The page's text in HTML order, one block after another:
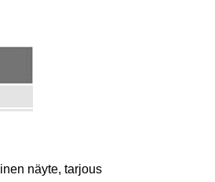
näyte, tarjous